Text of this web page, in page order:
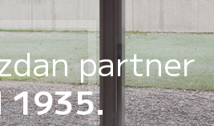
partner
1935.